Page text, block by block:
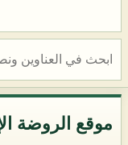
موقع الروضة